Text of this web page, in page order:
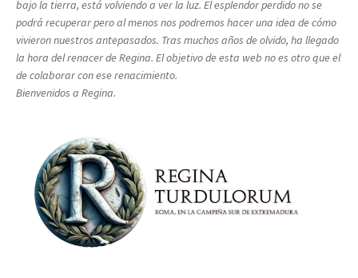
bajo la tierra, está volviendo a ver la luz. El esplendor perdido no se
podrá recuperar pero al menos nos podremos hacer una idea de cómo
vivieron nuestros antepasados. Tras muchos años de olvido, ha llegado
la hora del renacer de Regina. El objetivo de esta web no es otro que el
de colaborar con ese renacimiento.
Bienvenidos a Regina.